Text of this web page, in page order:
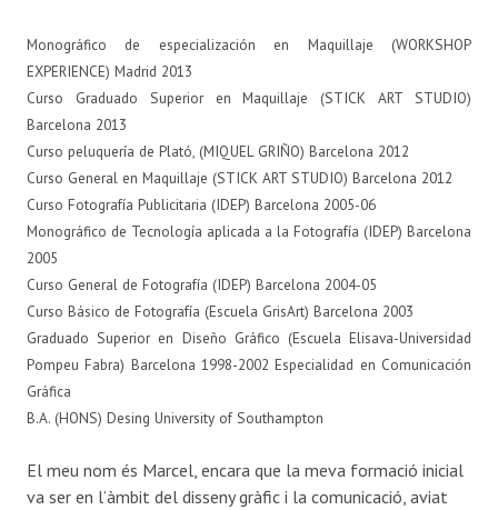
Monográfico de especialización en Maquillaje (WORKSHOP
EXPERIENCE) Madrid 2013
Curso Graduado Superior en Maquillaje (STICK ART STUDIO)
Barcelona 2013
Curso peluquería de Plató, (MIQUEL GRIÑO) Barcelona 2012
Curso General en Maquillaje (STICK ART STUDIO) Barcelona 2012
Curso Fotografía Publicitaria (IDEP) Barcelona 2005-06
Monográfico de Tecnología aplicada a la Fotografía (IDEP) Barcelona
2005
Curso General de Fotografía (IDEP) Barcelona 2004-05
Curso Básico de Fotografía (Escuela GrisArt) Barcelona 2003
Graduado Superior en Diseño Gráfico (Escuela Elisava-Universidad
Pompeu Fabra) Barcelona 1998-2002 Especialidad en Comunicación
Gráfica
B.A. (HONS) Desing University of Southampton
El meu nom és Marcel, encara que la meva formació inicial
va ser en l’àmbit del disseny gràfic i la comunicació, aviat